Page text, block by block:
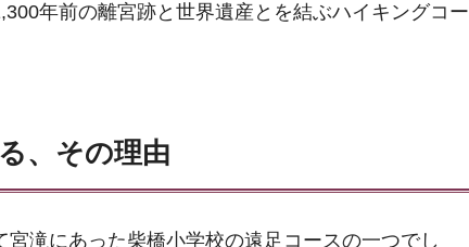
年前の離宮跡と世界遺産とを結ぶハイキングコー
、その理由
滝にあった柴橋小学校の遠足コースの一つでし